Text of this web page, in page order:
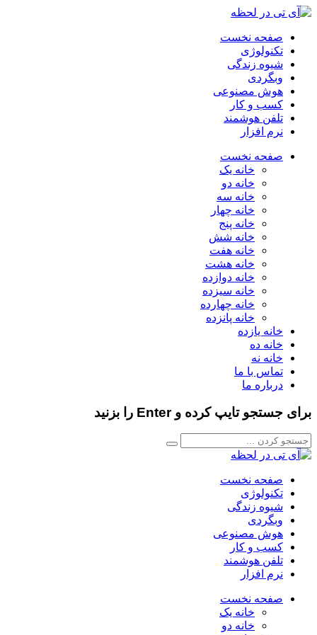
صفحه نخست
تکنولوژی
شیوه زندگی
وبگردی
هوش مصنوعی
کسب و کار
تلفن هوشمند
نرم افزار
صفحه نخست
خانه یک
خانه دو
خانه سه
خانه چهار
خانه پنج
خانه شش
خانه هفت
خانه هشت
خانه دوازده
خانه سیزده
خانه چهارده
خانه پانزده
خانه یازده
خانه ده
خانه نه
تماس با ما
درباره ما
برای جستجو تایپ کرده و Enter را بزنید
صفحه نخست
تکنولوژی
شیوه زندگی
وبگردی
هوش مصنوعی
کسب و کار
تلفن هوشمند
نرم افزار
صفحه نخست
خانه یک
خانه دو